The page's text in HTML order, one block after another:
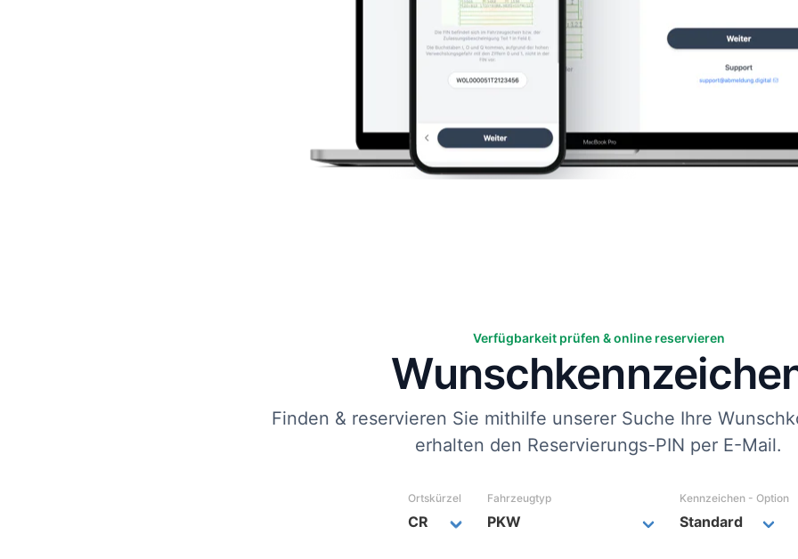
Verfügbarkeit prüfen & online reservieren
Finden & reservieren Sie mithilfe unserer Suche Ihre
erhalten den Reservierungs-PIN per E-Mail.
Ortskürzel Fahrzeugtyp Kennzeichen - Option